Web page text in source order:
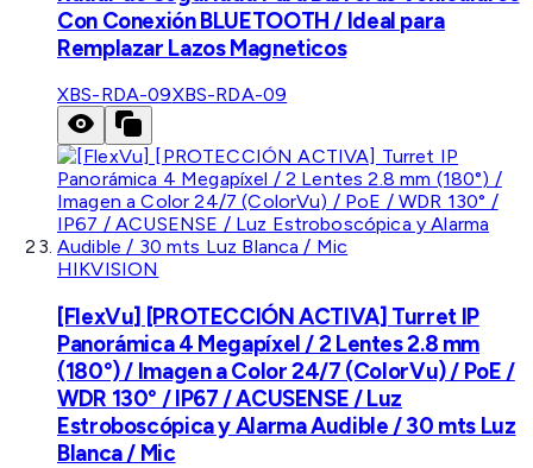
Con Conexión BLUETOOTH / Ideal para
Remplazar Lazos Magneticos
XBS-RDA-09XBS-RDA-09
HIKVISION
[FlexVu] [PROTECCIÓN ACTIVA] Turret IP
Panorámica 4 Megapíxel / 2 Lentes 2.8 mm
(180°) / Imagen a Color 24/7 (ColorVu) / PoE /
WDR 130° / IP67 / ACUSENSE / Luz
Estroboscópica y Alarma Audible / 30 mts Luz
Blanca / Mic